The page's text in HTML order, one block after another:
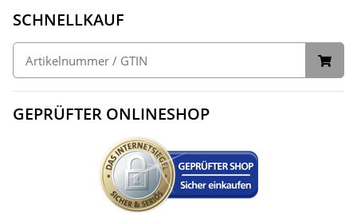
SCHNELLKAUF
GEPRÜFTER ONLINESHOP